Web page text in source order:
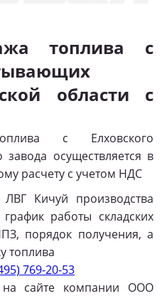
топлива с
области с
с Елховского
осуществляется в
расчету с учетом НДС
Кичуй производства
работы складских
порядок получения, а
топлива
769-20-53
на сайте компании ООО